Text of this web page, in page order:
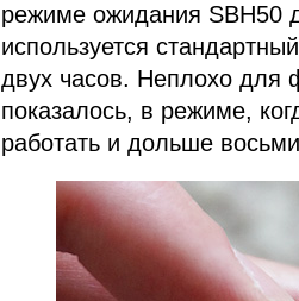
режиме ожидания SBH50
используется
двух часов. Неплохо для
показалось, в режиме,
работать и дольше